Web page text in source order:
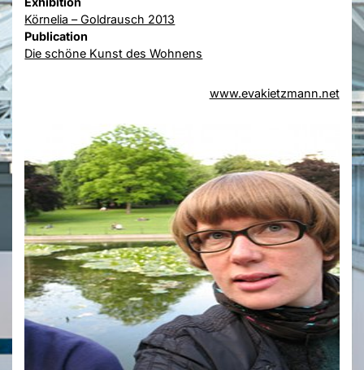
Körnelia – Goldrausch 2013
Publication
Die schöne Kunst des Wohnens
www.evakietzmann.net